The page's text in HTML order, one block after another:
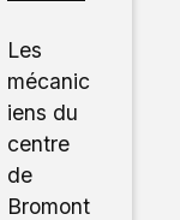
Les
mécanic
iens du
centre
de
Bromont